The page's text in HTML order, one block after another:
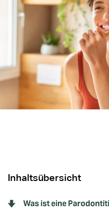
Inhaltsübersicht
Was ist eine